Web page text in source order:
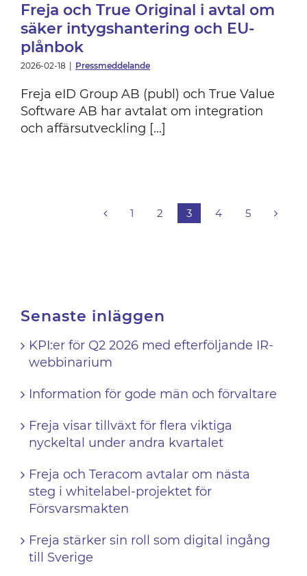
Freja och True Original i avtal om
säker intygshantering och EU-
plånbok
2026-02-18 Pressmeddelande
Freja eID Group AB (publ) och True Value
Software AB har avtalat om integration
och affärsutveckling [...]
1 2 3 4 5
Senaste inläggen
KPI:er för Q2 2026 med efterföljande IR-
webbinarium
Information för gode män och förvaltare
Freja visar tillväxt för flera viktiga
nyckeltal under andra kvartalet
Freja och Teracom avtalar om nästa
steg i whitelabel-projektet för
Försvarsmakten
Freja stärker sin roll som digital ingång
till Sverige